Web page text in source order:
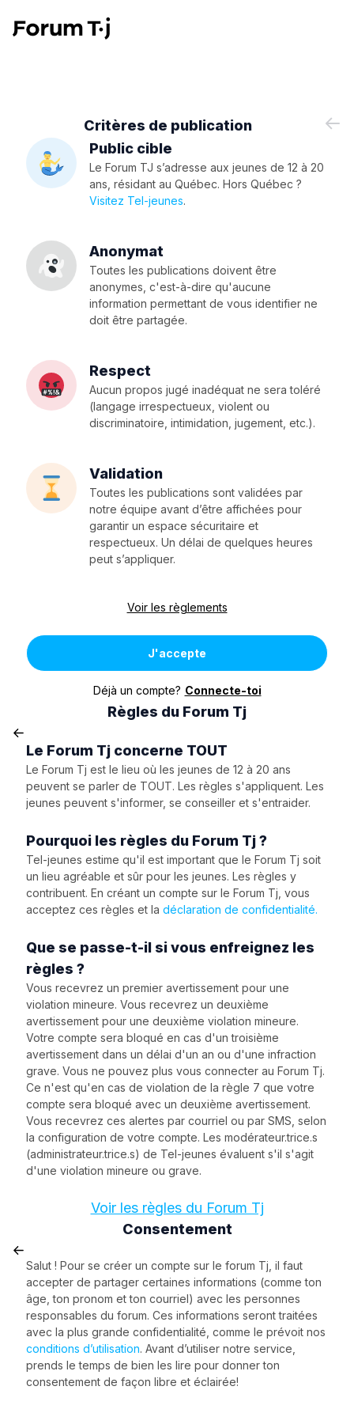
Critères de publication
Public cible
Le Forum TJ s’adresse aux jeunes de 12 à 20
ans, résidant au Québec. Hors Québec ?
Visitez Tel-jeunes.
Anonymat
Toutes les publications doivent être
anonymes, c'est-à-dire qu'aucune
information permettant de vous identifier ne
doit être partagée.
Respect
Aucun propos jugé inadéquat ne sera toléré
(langage irrespectueux, violent ou
discriminatoire, intimidation, jugement, etc.).
Validation
Toutes les publications sont validées par
notre équipe avant d’être affichées pour
garantir un espace sécuritaire et
respectueux. Un délai de quelques heures
peut s’appliquer.
Voir les règlements
J'accepte
Déjà un compte? Connecte-toi
Règles du Forum Tj
Le Forum Tj concerne TOUT
Le Forum Tj est le lieu où les jeunes de 12 à 20 ans
peuvent se parler de TOUT. Les règles s'appliquent. Les
jeunes peuvent s'informer, se conseiller et s'entraider.
Pourquoi les règles du Forum Tj ?
Tel-jeunes estime qu'il est important que le Forum Tj soit
un lieu agréable et sûr pour les jeunes. Les règles y
contribuent. En créant un compte sur le Forum Tj, vous
acceptez ces règles et la déclaration de confidentialité.
Que se passe-t-il si vous enfreignez les
règles ?
Vous recevrez un premier avertissement pour une
violation mineure. Vous recevrez un deuxième
avertissement pour une deuxième violation mineure.
Votre compte sera bloqué en cas d'un troisième
avertissement dans un délai d'un an ou d'une infraction
grave. Vous ne pouvez plus vous connecter au Forum Tj.
Ce n'est qu'en cas de violation de la règle 7 que votre
compte sera bloqué avec un deuxième avertissement.
Vous recevrez ces alertes par courriel ou par SMS, selon
la configuration de votre compte. Les modérateur.trice.s
(administrateur.trice.s) de Tel-jeunes évaluent s'il s'agit
d'une violation mineure ou grave.
Voir les règles du Forum Tj
Consentement
Salut ! Pour se créer un compte sur le forum Tj, il faut
accepter de partager certaines informations (comme ton
âge, ton pronom et ton courriel) avec les personnes
responsables du forum. Ces informations seront traitées
avec la plus grande confidentialité, comme le prévoit nos
conditions d’utilisation. Avant d’utiliser notre service,
prends le temps de bien les lire pour donner ton
consentement de façon libre et éclairée!